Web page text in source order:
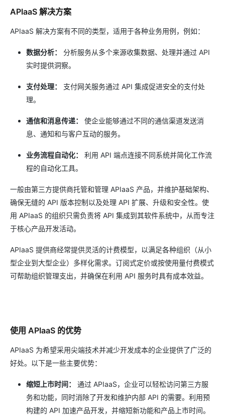
APIaaS 解决方案
APIaaS 解决方案有不同的类型，适用于各种业务用例，例如：
数据分析：
分析服务从多个来源收集数据、处理并通过 API
实时提供洞察。
支付处理：
支付网关服务通过 API 集成促进安全的支付处
理。
通信和消息传递：
使企业能够通过不同的通信渠道发送消
息、通知和与客户互动的服务。
业务流程自动化：
利用 API 端点连接不同系统并简化工作流
程的自动化工具。
一般由第三方提供商托管和管理 APIaaS 产品，并维护基础架构、
确保无缝的 API 版本控制以及处理 API 扩展、升级和安全性。使
用 APIaaS 的组织只需负责将 API 集成到其软件系统中，从而专注
于核心产品开发活动。
APIaaS 提供商经常提供灵活的计费模型，以满足各种组织（从小
型企业到大型企业）多样化需求。订阅式定价或按使用量付费模式
可帮助组织管理支出，并确保在利用 API 服务时具有成本效益。
使用 APIaaS 的优势
APIaaS 为希望采用尖端技术并减少开发成本的企业提供了广泛的
好处。以下是一些主要优势：
缩短上市时间：
通过 APIaaS，企业可以轻松访问第三方服
务和功能，同时消除了开发和维护内部 API 的需要。利用预
构建的 API 加速产品开发，并缩短新功能和产品上市时间。